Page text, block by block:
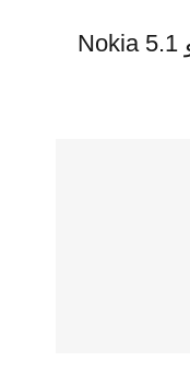
شركة HMD تطلق Nokia 6.1 Plus و Nokia 5.1